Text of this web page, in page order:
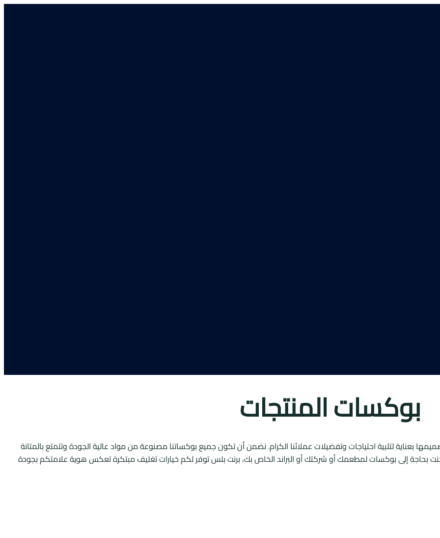
بوكسات المنتجات
بعناية لتلبية احتياجات وتفضيلات عملائنا الكرام. نضمن أن تكون جميع بوكساتنا مصنوعة من مواد عالية الجودة وتتمتع بالمتانة
كنت بحاجة إلى بوكسات لمطعمك أو شركتك أو البراند الخاص بك، برنت بلس توفر لكم خيارات تغليف مبتكرة تعكس هوية علامتكم بجودة